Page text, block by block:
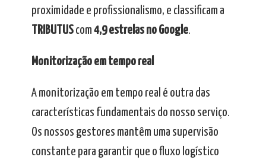
proximidade e profissionalismo, e classificam a
TRIBUTUScom 4,9 estrelas no Google.
Monitorização em tempo real
A monitorização em tempo real é outra das
características fundamentais do nosso serviço.
Os nossos gestores mantêm uma supervisão
constante para garantir que o fluxo logístico